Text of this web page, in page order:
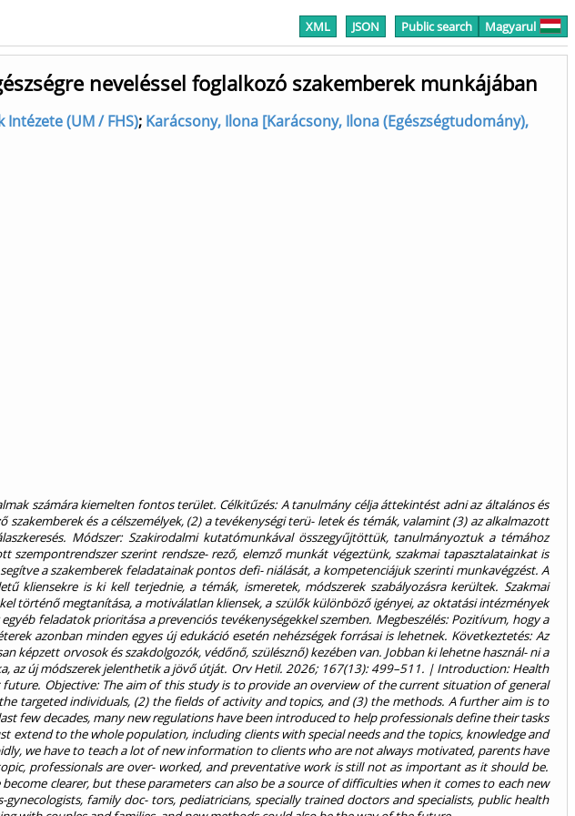
XML JSON Public search Magyarul
neveléssel foglalkozó szakemberek munkájában
(UM / FHS); Karácsony, Ilona [Karácsony, Ilona (Egészségtudomány),
számára kiemelten fontos terület. Célkitűzés: A tanulmány célja áttekintést adni az általános és
és a célszemélyek, (2) a tevékenységi terü- letek és témák, valamint (3) az alkalmazott
Módszer: Szakirodalmi kutatómunkával összegyűjtöttük, tanulmányoztuk a témához
szerint rendsze- rező, elemző munkát végeztünk, szakmai tapasztalatainkat is
a szakemberek feladatainak pontos defi- niálását, a kompetenciájuk szerinti munkavégzést. A
kliensekre is ki kell terjednie, a témák, ismeretek, módszerek szabályozásra kerültek. Szakmai
történő megtanítása, a motiválatlan kliensek, a szülők különböző igényei, az oktatási intézmények
feladatok prioritása a prevenciós tevékenységekkel szemben. Megbeszélés: Pozitívum, hogy a
azonban minden egyes új edukáció esetén nehézségek forrásai is lehetnek. Következtetés: Az
képzett orvosok és szakdolgozók, védőnő, szülésznő) kezében van. Jobban ki lehetne használ- ni a
az új módszerek jelenthetik a jövő útját. Orv Hetil. 2026; 167(13): 499–511. | Introduction: Health
Objective: The aim of this study is to provide an overview of the current situation of general
targeted individuals, (2) the fields of activity and topics, and (3) the methods. A further aim is to
few decades, many new regulations have been introduced to help professionals define their tasks
to the whole population, including clients with special needs and the topics, knowledge and
we have to teach a lot of new information to clients who are not always motivated, parents have
professionals are over- worked, and preventative work is still not as important as it should be.
clearer, but these parameters can also be a source of difficulties when it comes to each new
family doc- tors, pediatricians, specially trained doctors and specialists, public health